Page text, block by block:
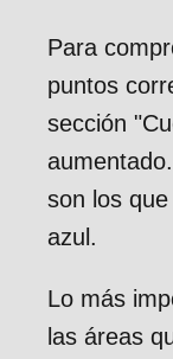
Para
puntos
sección
son los
azul.
Lo más
las áreas